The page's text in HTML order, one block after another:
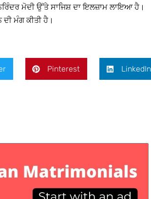
ਮੋਦੀ ਉੱਤੇ ਸਾਜਿਸ਼ ਦਾ ਇਲਜ਼ਾਮ ਲਾਇਆ ਹੈ।
ਮੰਗ ਕੀਤੀ ਹੈ।
Pinterest LinkedIn